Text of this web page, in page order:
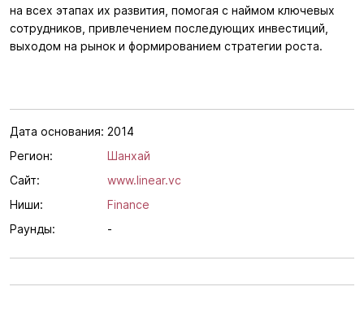
на всех этапах их развития, помогая с наймом ключевых
сотрудников, привлечением последующих инвестиций,
выходом на рынок и формированием стратегии роста.
Дата основания: 2014
Регион:
Шанхай
Сайт:
www.linear.vc
Ниши:
Finance
Раунды:
-